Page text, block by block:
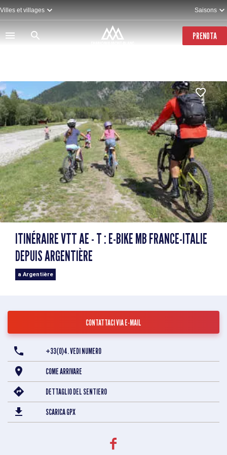
Salta
al
contenuto
principale
Villes et villages Saisons
PRENOTA
ITINÉRAIRE VTT AE - T : E-BIKE MB FRANCE-ITALIE
DEPUIS ARGENTIÈRE
a Argentière
CONTATTACI VIA E-MAIL
+33(0)4. VEDI NUMERO
COME ARRIVARE
DETTAGLIO DEL SENTIERO
SCARICA GPX